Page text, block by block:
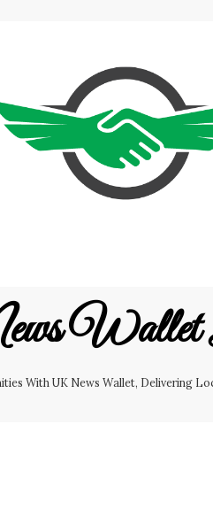
Wallet
With UK News Wallet, Delivering